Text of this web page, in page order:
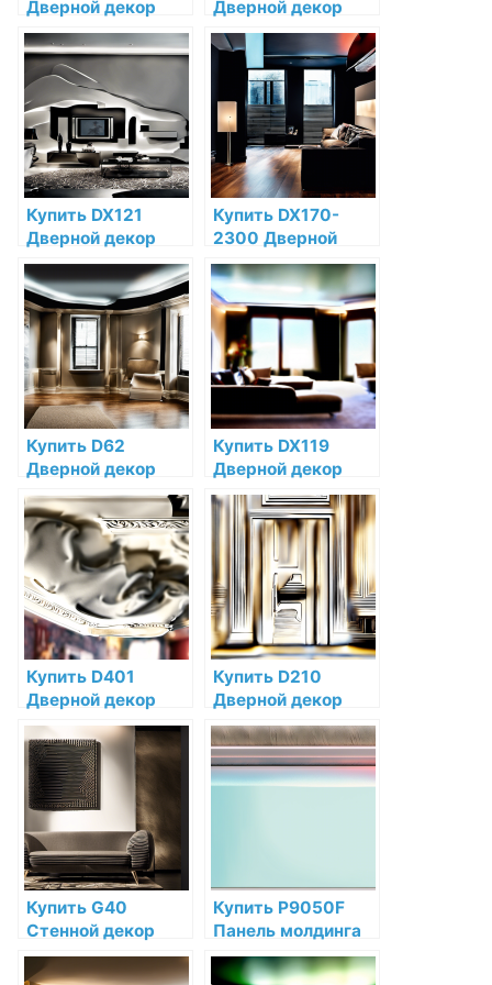
Дверной декор
Orac Decor
Дюрополимер по
низкой цене в
интернет-
магазине
Дверной декор
Orac Decor
Полиуретан по
низкой цене в
интернет-
магазине
Купить DX121
Дверной декор
(DX121-2300) Orac
Decor
Дюрополимер по
низкой цене в
интернет-
магазине
Купить DX170-
2300 Дверной
декор Heritage
Orac Decor
Дюрополимер по
низкой цене в
интернет-
магазине
Купить D62
Дверной декор
Orac Decor
Полиуретан по
низкой цене в
интернет-
магазине
Купить DX119
Дверной декор
(DX119-2300) Orac
Decor
Дюрополимер по
низкой цене в
интернет-
магазине
Купить D401
Дверной декор
Orac Decor
Полиуретан по
низкой цене в
интернет-
магазине
Купить D210
Дверной декор
Orac Decor
Дюрополимер
Orac Decor по
низкой цене в
Купить G40
Стенной декор
Orac Decor
Полиуретан по
Купить P9050F
Панель молдинга
гибкая Orac Decor
Полиуретан по